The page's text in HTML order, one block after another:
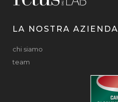
LA NOSTRA AZIENDA
chi siamo
team